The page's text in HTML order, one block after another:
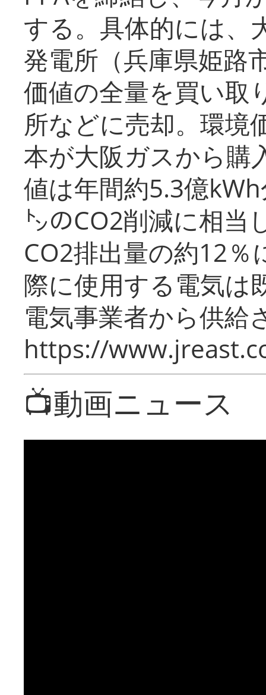
する。具体的には、
発電所（兵庫県姫路
価値の全量を買い取
所などに売却。環境
本が大阪ガスから購
値は年間約5.3億
㌧のCO2削減に相当
CO2排出量の約12％
際に使用する電気は
電気事業者から供給
https://
📺動画ニュース